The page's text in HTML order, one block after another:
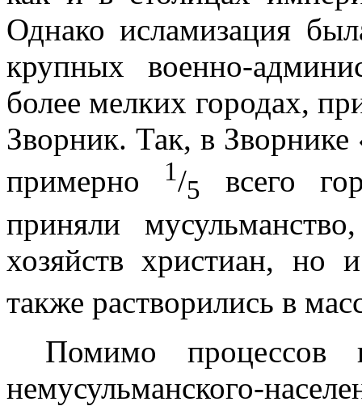
Однако исламизация
круп­ных военно-
более мелких городах,
Зворник. Так, в Зворнике
примерно
1/5
всего
приняли
хозяйств христиан, но
также раство­рились в
Помимо процессов
немусульманского-